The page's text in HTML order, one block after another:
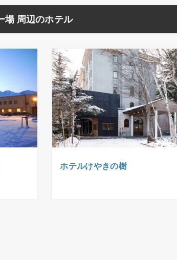
場 周辺のホテル
ホテルけやきの樹